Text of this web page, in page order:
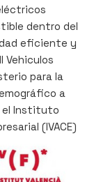
dentro del
eficiente y
Vehiculos
para la
a
el Instituto
(IVACE)